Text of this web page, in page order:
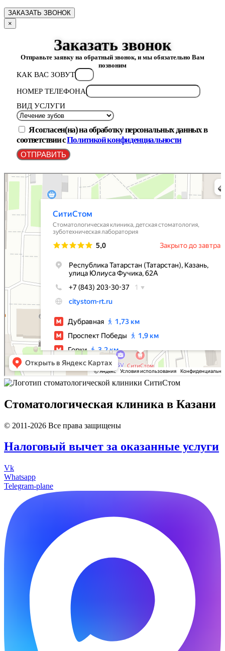
ЗАКАЗАТЬ ЗВОНОК
×
Заказать звонок
Отправьте заявку на обратный звонок, и мы обязательно Вам
позвоним
КАК ВАС ЗОВУТ
НОМЕР ТЕЛЕФОНА
ВИД УСЛУГИ
Я согласен(на) на обработку персональных данных в
соответствии сПолитикой конфиденциальности
ОТПРАВИТЬ
Сити Стом
Стоматологическая клиника в Казани
Зуботехническая лаборатория в Казани
Стоматологическая клиника в Казани
© 2011-2026 Все права защищены
Налоговый вычет за оказанные услуги
Vk
Whatsapp
Telegram-plane